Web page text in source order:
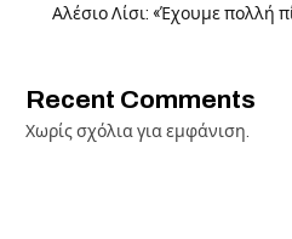
Αλέσιο Λίσι: «Έχουμε πολλή
Recent Comments
Χωρίς σχόλια για εμφάνιση.